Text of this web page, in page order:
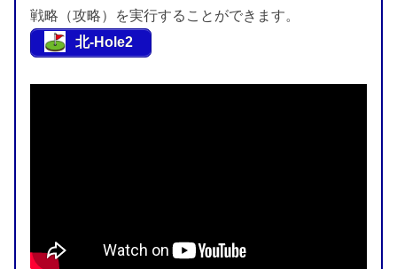
戦略（攻略）を実行することができます。
北-Hole2